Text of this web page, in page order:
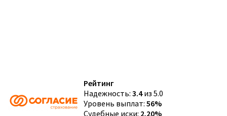
Рейтинг
Надежность: 3.4из 5.0
Уровень выплат: 56%
Судебные иски: 2.20%